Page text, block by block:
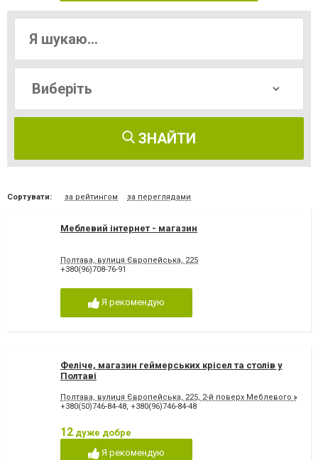
ЗНАЙТИ
Сортувати: за рейтингом за переглядами
Меблевий інтернет - магазин
Полтава, вулиця Європейська, 225
+380(96)708-76-91
Я рекомендую
Феліче, магазин геймерських крісел та столів у
Полтаві
Полтава, вулиця Європейська, 225, 2-й поверх Меблевого
+380(50)746-84-48, +380(96)746-84-48
12 дуже добре
Я рекомендую